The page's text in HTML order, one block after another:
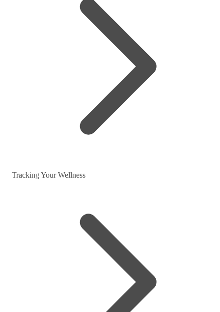
Tracking Your Wellness